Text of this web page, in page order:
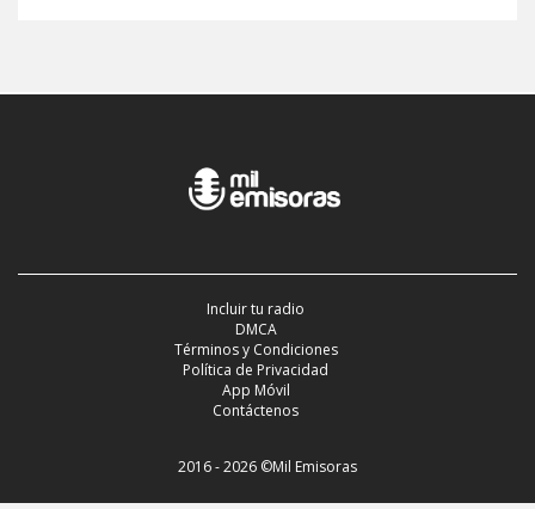
Incluir tu radio
DMCA
Términos y Condiciones
Política de Privacidad
App Móvil
Contáctenos
2016 - 2026 ©Mil Emisoras